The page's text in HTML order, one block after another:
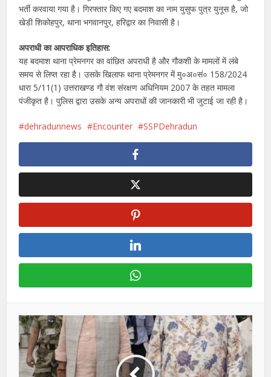
भर्ती करवाया गया है। गिरफ्तार किए गए बदमाश का नाम युसुफ पुत्र युनूस है, जो
खेडी शिकोहपुर, थाना भगवानपुर, हरिद्वार का निवासी है।
अपराधी का आपराधिक इतिहास:
यह बदमाश थाना प्रेमनगर का वांछित अपराधी है और गौकशी के मामलों में लंबे
समय से लिप्त रहा है। उसके खिलाफ थाना प्रेमनगर में मु०अ०सं० 158/2024
धारा 5/11(1) उत्तराखण्ड गौ वंश संरक्षण अधिनियम 2007 के तहत मामला
पंजीकृत है। पुलिस द्वारा उसके अन्य अपराधों की जानकारी भी जुटाई जा रही है।
dehradunnews Encounter SSPDehradun